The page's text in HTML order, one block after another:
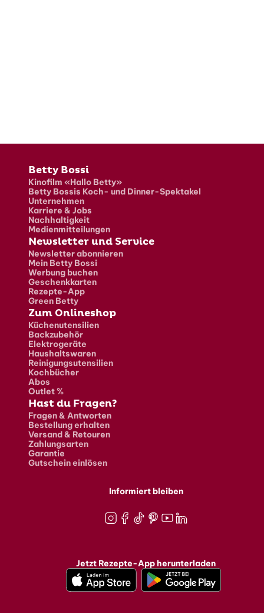
Fusszeile
Betty Bossi
Kinofilm «Hallo Betty»
Betty Bossis Koch- und Dinner-Spektakel
Unternehmen
Karriere & Jobs
Nachhaltigkeit
Medienmitteilungen
Newsletter und Service
Newsletter abonnieren
Mein Betty Bossi
Werbung buchen
Geschenkkarten
Rezepte-App
Green Betty
Zum Onlineshop
Küchenutensilien
Backzubehör
Elektrogeräte
Haushaltswaren
Reinigungsutensilien
Kochbücher
Abos
Outlet %
Hast du Fragen?
Fragen & Antworten
Bestellung erhalten
Versand & Retouren
Zahlungsarten
Garantie
Gutschein einlösen
Informiert bleiben
Jetzt Rezepte-App herunterladen